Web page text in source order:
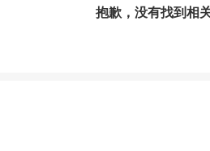
抱歉，没有找到相